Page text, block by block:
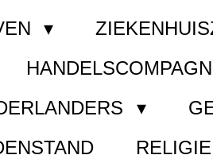
RELIGIE